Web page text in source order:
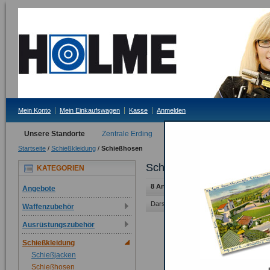
Mein Konto Mein Einkaufswagen Kasse Anmelden
Unsere Standorte Zentrale Erding
Startseite / Schießkleidung / Schießhosen
Schießhosen
8 Artikel
Darstellung als: Raster Liste
KATEGORIEN
Angebote
Waffenzubehör
Ausrüstungszubehör
Schießkleidung
Schießjacken
Schießhosen